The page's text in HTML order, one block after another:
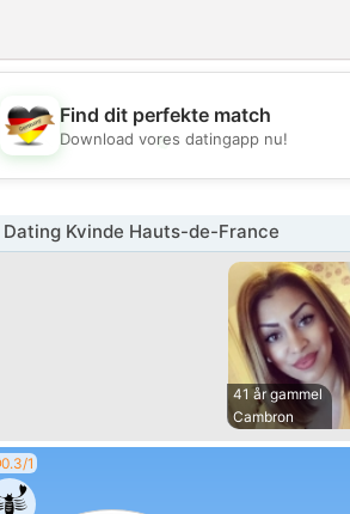
💖
Find dit perfekte match
Download vores datingapp nu!
Dating Kvinde Hauts-de-France
41 år gammel
Cambron
0.3/1